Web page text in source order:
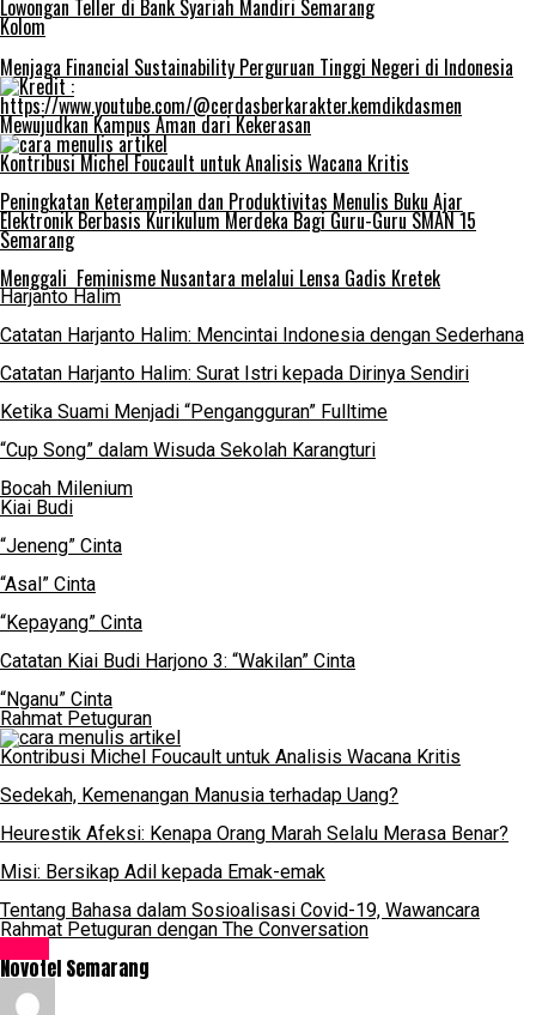
Lowongan Teller di Bank Syariah Mandiri Semarang
Kolom
Menjaga Financial Sustainability Perguruan Tinggi Negeri di Indonesia
Mewujudkan Kampus Aman dari Kekerasan
Kontribusi Michel Foucault untuk Analisis Wacana Kritis
Peningkatan Keterampilan dan Produktivitas Menulis Buku Ajar
Elektronik Berbasis Kurikulum Merdeka Bagi Guru-Guru SMAN 15
Semarang
Menggali Feminisme Nusantara melalui Lensa Gadis Kretek
Harjanto Halim
Catatan Harjanto Halim: Mencintai Indonesia dengan Sederhana
Catatan Harjanto Halim: Surat Istri kepada Dirinya Sendiri
Ketika Suami Menjadi “Pengangguran” Fulltime
“Cup Song” dalam Wisuda Sekolah Karangturi
Bocah Milenium
Kiai Budi
“Jeneng” Cinta
“Asal” Cinta
“Kepayang” Cinta
Catatan Kiai Budi Harjono 3: “Wakilan” Cinta
“Nganu” Cinta
Rahmat Petuguran
Kontribusi Michel Foucault untuk Analisis Wacana Kritis
Sedekah, Kemenangan Manusia terhadap Uang?
Heurestik Afeksi: Kenapa Orang Marah Selalu Merasa Benar?
Misi: Bersikap Adil kepada Emak-emak
Tentang Bahasa dalam Sosioalisasi Covid-19, Wawancara
Rahmat Petuguran dengan The Conversation
Novotel Semarang